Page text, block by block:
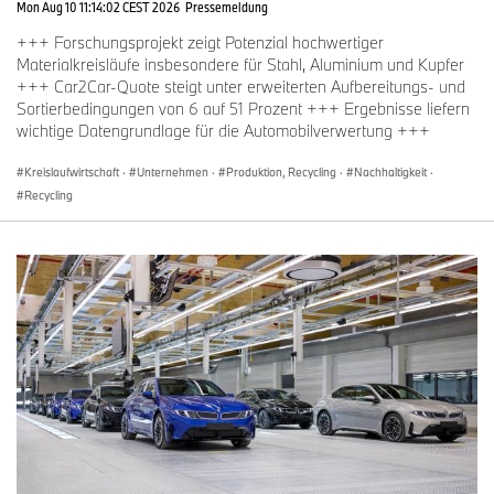
Planungsphase für das Competence Center Circularity am neuen
Verlagerung vollumfänglich in Betrieb. Über die nächsten Schritte
informiert die BMW Group zu gegebener Zeit.
Mon Aug 10 11:14:02 CEST 2026 Pressemeldung
+++ Forschungsprojekt zeigt Potenzial hochwertiger
Materialkreisläufe insbesondere für Stahl, Aluminium und Kupfer
+++ Car2Car-Quote steigt unter erweiterten Aufbereitungs- und
Sortierbedingungen von 6 auf 51 Prozent +++ Ergebnisse liefern
wichtige Datengrundlage für die Automobilverwertung +++
Kreislaufwirtschaft · Unternehmen · Produktion, Recycling · Nachhaltigkeit ·
Recycling